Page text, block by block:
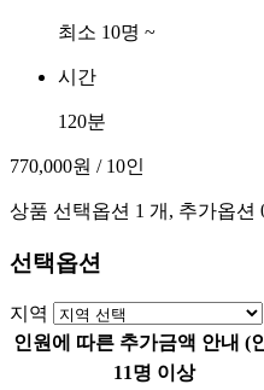
최소 10명 ~
시간
120분
770,000원 / 10인
상품 선택옵션 1 개, 추가옵션
선택옵션
지역
인원에 따른 추가금액 안내 (
11명 이상